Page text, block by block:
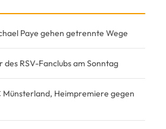
Paye gehen getrennte Wege
RSV-Fanclubs am Sonntag
Münsterland, Heimpremiere gegen